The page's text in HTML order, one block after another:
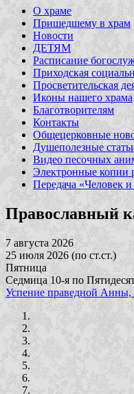
О храме
Пришедшему в храм
Новости
ДЕТЯМ
Расписание
Приходская
Просветительская
Иконы нашего храма
Благотворителям
Контакты
Общецерковные
Душеполезные
Видео песочных
Электронные копии
Передача «Человек и
Православный
7 августа 2026
25 июля 2026 (по ст.ст.)
Пятница
Седмица 10-я по
Успение праведной Анны,